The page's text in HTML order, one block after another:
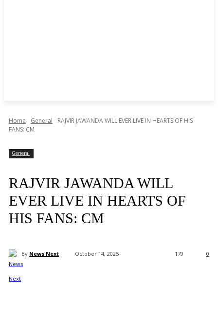
Home General
RAJVIR JAWANDA WILL EVER LIVE IN HEARTS OF HIS
FANS: CM
General
RAJVIR JAWANDA WILL
EVER LIVE IN HEARTS OF
HIS FANS: CM
By News Next October 14, 2025 0
179